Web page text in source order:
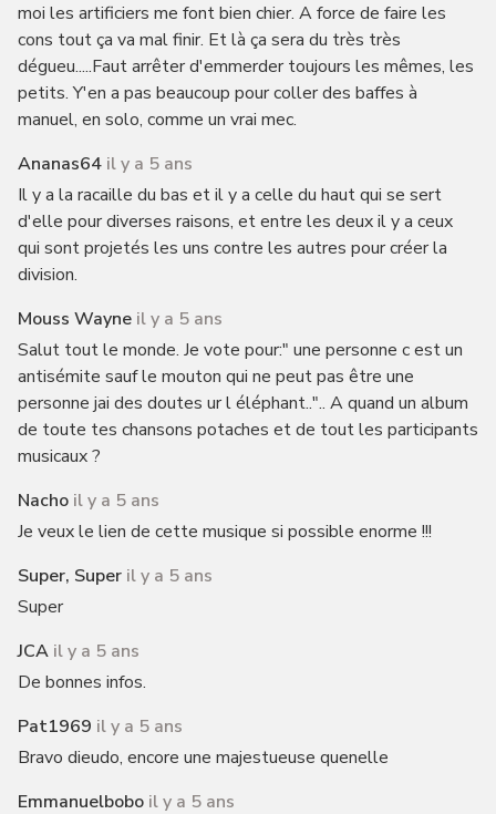
moi les artificiers me font bien chier. A force de faire les
cons tout ça va mal finir. Et là ça sera du très très
dégueu.....Faut arrêter d'emmerder toujours les mêmes, les
petits. Y'en a pas beaucoup pour coller des baffes à
manuel, en solo, comme un vrai mec.
Ananas64 il y a 5 ans
Il y a la racaille du bas et il y a celle du haut qui se sert
d'elle pour diverses raisons, et entre les deux il y a ceux
qui sont projetés les uns contre les autres pour créer la
division.
Mouss Wayne il y a 5 ans
Salut tout le monde. Je vote pour:" une personne c est un
antisémite sauf le mouton qui ne peut pas être une
personne jai des doutes ur l éléphant..".. A quand un album
de toute tes chansons potaches et de tout les participants
musicaux ?
Nacho il y a 5 ans
Je veux le lien de cette musique si possible enorme !!!
Super, Super il y a 5 ans
Super
JCA il y a 5 ans
De bonnes infos.
Pat1969 il y a 5 ans
Bravo dieudo, encore une majestueuse quenelle
Emmanuelbobo il y a 5 ans